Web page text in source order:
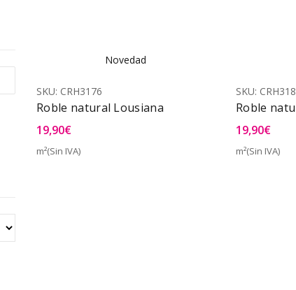
Novedad
SKU: CRH3176
Roble natural Lousiana
19,90€
m²(Sin IVA)
SKU:
Roble
19,90€
m²(Sin IVA)